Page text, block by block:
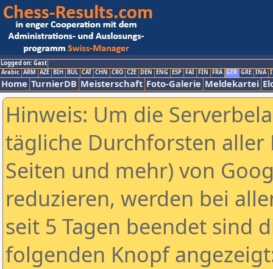
Logged on: Gast
Arabic ARM AZE BIH BUL CAT CHN CRO CZE DEN ENG ESP FAI FIN FRA GER GRE INA
Home TurnierDB Meisterschaft Foto-Galerie Meldekartei
Hinweis: Um die
tägliche Durchforsten aller
Seiten und mehr) von
reduzieren, werden bei
seit 5 Tagen beendet sind
folgenden Knopf